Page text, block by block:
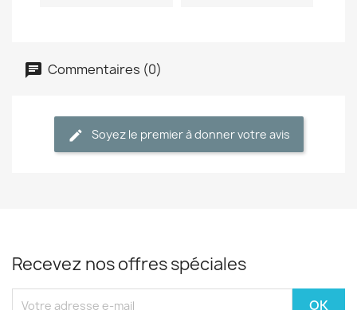
Commentaires (0)
Soyez le premier à donner votre avis
Recevez nos offres spéciales